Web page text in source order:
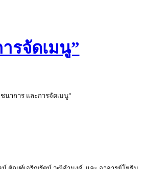
รจัดเมนู”
าการ และการจัดเมนู”